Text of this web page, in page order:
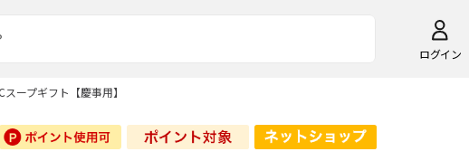
ログイン
ープギフト【慶事用】